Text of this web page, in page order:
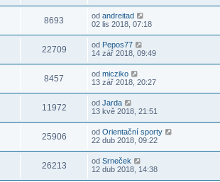
8693 od andreitad
02 lis 2018, 07:18
22709 od Pepos77
14 zář 2018, 09:49
8457 od micziko
13 zář 2018, 20:27
11972 od Jarda
13 kvě 2018, 21:51
25906 od Orientační sporty
22 dub 2018, 09:22
26213 od Srneček
12 dub 2018, 14:38